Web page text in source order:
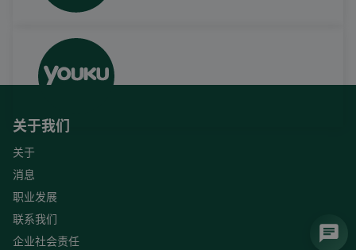
关于我们
关于
消息
职业发展
联系我们
企业社会责任